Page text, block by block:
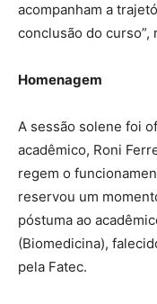
acompanham a
conclusão do curso”,
Homenagem
A sessão solene foi
acadêmico, Roni
regem o
reservou um
póstuma ao
(Biomedicina),
pela Fatec.